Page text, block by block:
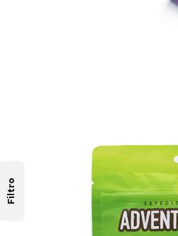
Filtro